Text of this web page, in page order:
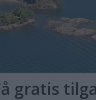
gratis